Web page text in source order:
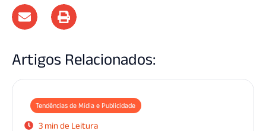
Artigos Relacionados:
Tendências de Mídia e Publicidade
3 min de Leitura